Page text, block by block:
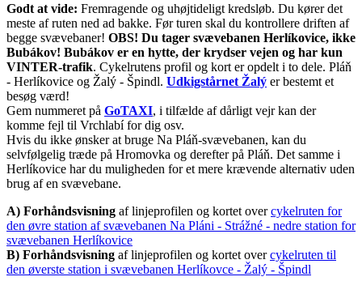
Godt at vide: Fremragende og uhøjtideligt kredsløb. Du kører det
meste af ruten ned ad bakke. Før turen skal du kontrollere driften af ​​
begge svævebaner! OBS! Du tager svævebanen Herlíkovice, ikke
Bubákov! Bubákov er en hytte, der krydser vejen og har kun
VINTER-trafik. Cykelrutens profil og kort er opdelt i to dele. Pláň
- Herlíkovice og Žalý - Špindl. Udkigstårnet Žalý er bestemt et
besøg værd!
Gem nummeret på GoTAXI, i tilfælde af dårligt vejr kan der
komme fejl til Vrchlabí for dig osv.
Hvis du ikke ønsker at bruge Na Pláň-svævebanen, kan du
selvfølgelig træde på Hromovka og derefter på Pláň. Det samme i
Herlíkovice har du muligheden for et mere krævende alternativ uden
brug af en svævebane.
A) Forhåndsvisning af linjeprofilen og kortet overcykelruten for
den øvre station af svævebanen Na Pláni - Strážné - nedre station for
svævebanen Herlíkovice
B) Forhåndsvisning af linjeprofilen og kortet overcykelruten til
den øverste station i svævebanen Herlíkovce - Žalý - Špindl